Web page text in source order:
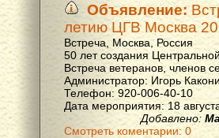
Объявление:
летию ЦГВ Москва
Встреча, Москва, Россия
50 лет создания
Встреча ветеранов, членов
Администратор: Игорь
Телефон: 920-006-40-10
Дата мероприятия: 18
Добавлено:
Смотреть коментарии: 0